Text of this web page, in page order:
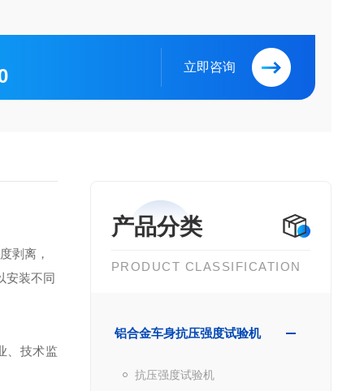
立即咨询
产品分类
PRODUCT CLASSIFICATION
铝合金车身抗压强度试验机
抗压强度试验机
剥离，
安装不同
、技术监